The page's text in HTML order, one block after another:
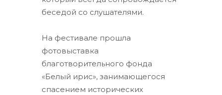
беседой со слушателями.
На фестивале прошла
фотовыставка
благотворительного фонда
«Белый ирис», занимающегося
спасением исторических